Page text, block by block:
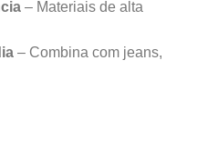
– Materiais de alta
– Combina com jeans,